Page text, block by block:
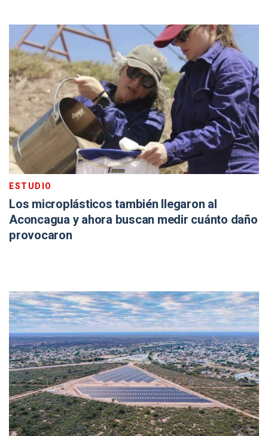
ESTUDIO
Los microplásticos también llegaron al
Aconcagua y ahora buscan medir cuánto daño
provocaron